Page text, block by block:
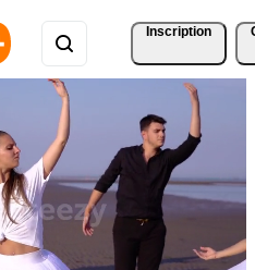
Inscription